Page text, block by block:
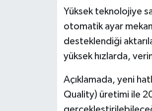
Yüksek teknolojiye
otomatik ayar
desteklendiği
yüksek hızlarda,
Açıklamada, yeni
Quality) üretimi ile
MAGAZİN
Otomobil